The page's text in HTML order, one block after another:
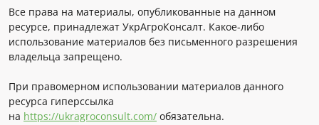
Все права на материалы, опубликованные на данном
ресурсе, принадлежат УкрАгроКонсалт. Какое-либо
использование материалов без письменного разрешения
владельца запрещено.
При правомерном использовании материалов данного
ресурса гиперссылка
на https://ukragroconsult.com/ обязательна.